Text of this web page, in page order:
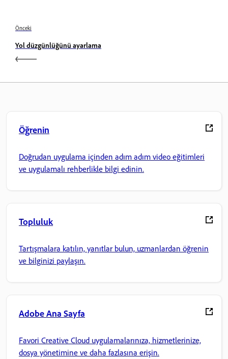
Önceki
Yol düzgünlüğünü ayarlama
Öğrenin
Doğrudan uygulama içinden adım adım video eğitimleri
ve uygulamalı rehberlikle bilgi edinin.
Topluluk
Tartışmalara katılın, yanıtlar bulun, uzmanlardan öğrenin
ve bilginizi paylaşın.
Adobe Ana Sayfa
Favori Creative Cloud uygulamalarınıza, hizmetlerinize,
dosya yönetimine ve daha fazlasına erişin.